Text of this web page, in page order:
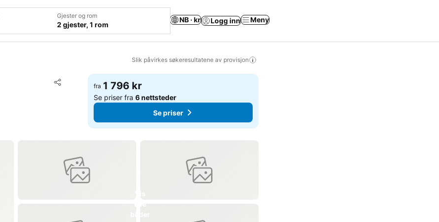
Gjester og rom
2 gjester, 1 rom
NB · kr Logg inn Meny
Slik påvirkes søkeresultatene av provisjon
Del
Legg til i favoritter
fra 1 796 kr
Se priser fra6 nettsteder
Se priser